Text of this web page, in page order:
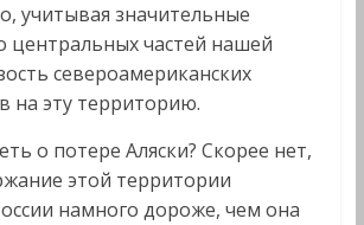
учитывая значительные
центральных частей нашей
североамериканских
на эту территорию.
о потере Аляски? Скорее нет,
этой территории
намного дороже, чем она